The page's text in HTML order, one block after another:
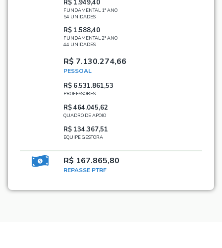
R$ 1.949,40
FUNDAMENTAL 1° ANO
54 UNIDADES
R$ 1.588,40
FUNDAMENTAL 2° ANO
44 UNIDADES
R$ 7.130.274,66
PESSOAL
R$ 6.531.861,53
PROFESSORES
R$ 464.045,62
QUADRO DE APOIO
R$ 134.367,51
EQUIPE GESTORA
R$ 167.865,80
REPASSE PTRF